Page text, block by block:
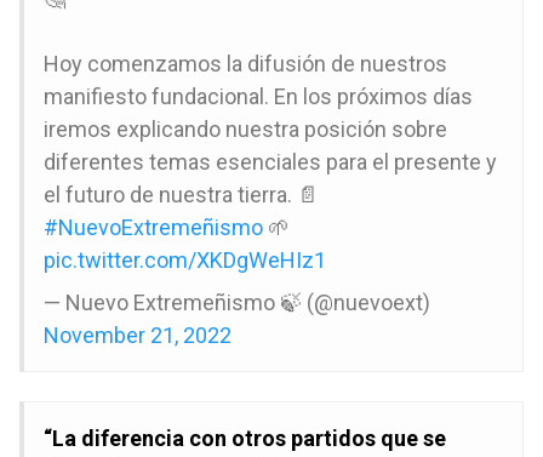
Hoy comenzamos la difusión de nuestros
manifiesto fundacional. En los próximos días
iremos explicando nuestra posición sobre
diferentes temas esenciales para el presente y
el futuro de nuestra tierra. 📄
#NuevoExtremeñismo 🌱
pic.twitter.com/XKDgWeHIz1
— Nuevo Extremeñismo 🍃 (@nuevoext)
November 21, 2022
“La diferencia con otros partidos que se